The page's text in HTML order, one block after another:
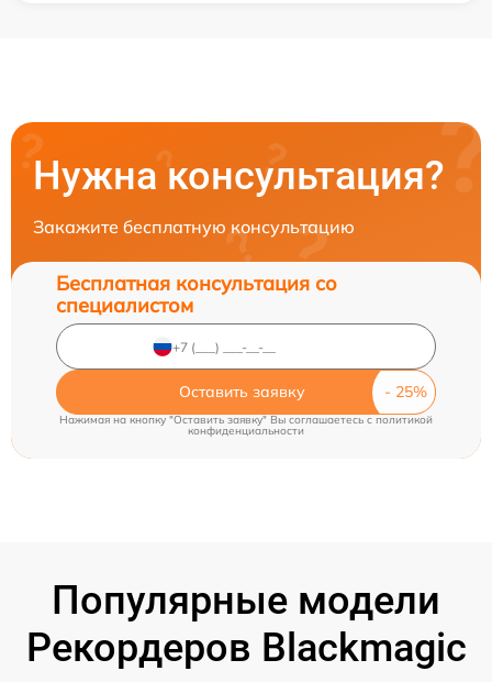
Нужна консультация?
Закажите бесплатную консультацию
Бесплатная консультация со
специалистом
Оставить заявку
Нажимая на кнопку "Оставить заявку" Вы соглашаетесь c политикой
конфиденциальности
Популярные модели
Рекордеров Blackmagic